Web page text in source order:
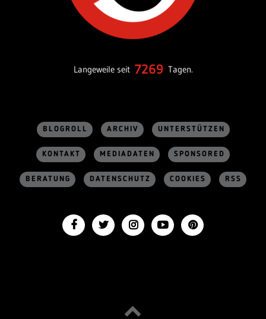
Langeweile seit 7269 Tagen.
BLOGROLL ARCHIV UNTERSTÜTZEN
KONTAKT MEDIADATEN SPONSORED
BERATUNG DATENSCHUTZ COOKIES RSS